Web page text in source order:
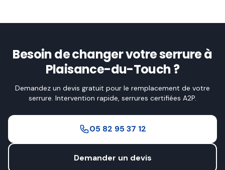
Besoin de changer votre serrure à
Plaisance-du-Touch ?
Demandez un devis gratuit pour le remplacement de votre
serrure. Intervention rapide, serrures certifiées A2P.
05 82 95 37 12
Demander un devis